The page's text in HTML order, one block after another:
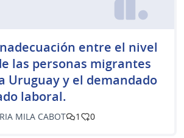
entre el nivel
las personas migrantes
Uruguay y el demandado
laboral.
MILA CABOT 1 0